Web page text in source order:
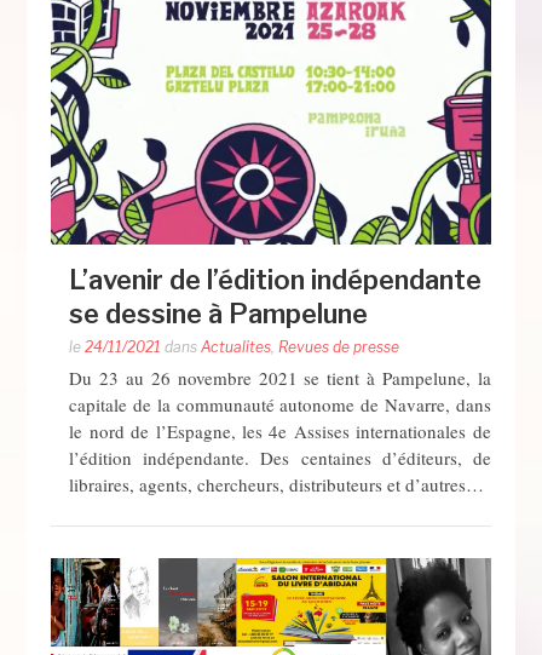
L’avenir de l’édition indépendante
se dessine à Pampelune
le24/11/2021 dansActualites,Revues de presse
Du 23 au 26 novembre 2021 se tient à Pampelune, la
capitale de la communauté autonome de Navarre, dans
le nord de l’Espagne, les 4e Assises internationales de
l’édition indépendante. Des centaines d’éditeurs, de
libraires, agents, chercheurs, distributeurs et d’autres…